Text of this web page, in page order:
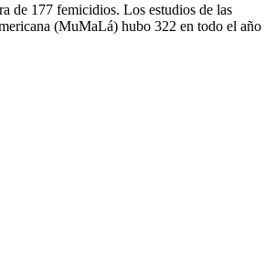
de 177 femicidios. Los estudios de las
(MuMaLá) hubo 322 en todo el año